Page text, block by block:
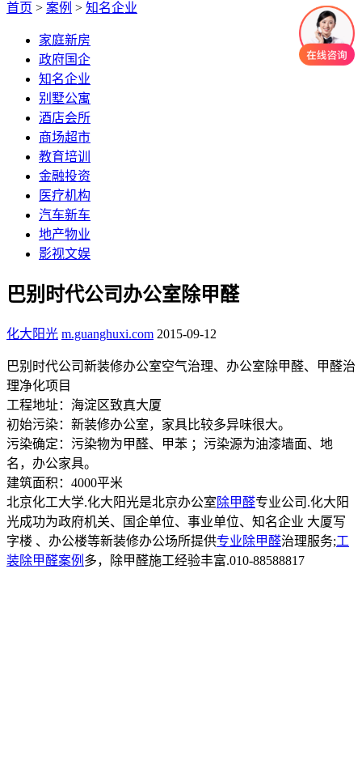
首页 > 案例 > 知名企业
家庭新房
政府国企
知名企业
别墅公寓
酒店会所
商场超市
教育培训
金融投资
医疗机构
汽车新车
地产物业
影视文娱
巴别时代公司办公室除甲醛
化大阳光 m.guanghuxi.com 2015-09-12
巴别时代公司新装修办公室空气治理、办公室除甲醛、甲醛治
理净化项目
工程地址：海淀区致真大厦
初始污染：新装修办公室，家具比较多异味很大。
污染确定：污染物为甲醛、甲苯 ；污染源为油漆墙面、地
名，办公家具。
建筑面积：4000平米
北京化工大学.化大阳光是北京办公室除甲醛专业公司.化大阳
光成功为政府机关、国企单位、事业单位、知名企业 大厦写
字楼 、办公楼等新装修办公场所提供专业除甲醛治理服务;工
装除甲醛案例 多，除甲醛施工经验丰富.010-88588817